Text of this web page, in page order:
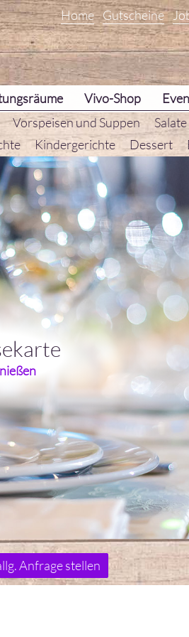
Vivo-Shop
Home Gutscheine
Vorspeisen und Suppen Salate
Kindergerichte Dessert
Anfrage stellen